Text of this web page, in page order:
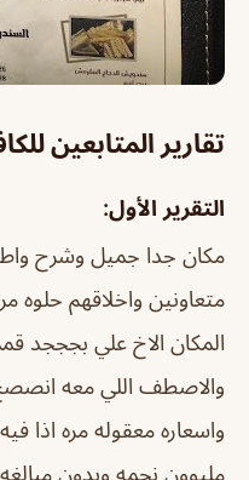
تقارير المتابعين
التقرير الأول:
مكان جدا جميل وشرح
متعاونين واخلاقهم حلوه
المكان الاخ علي بجججد
والاصطف اللي معه انصصح
مليوون نجمه وبدون